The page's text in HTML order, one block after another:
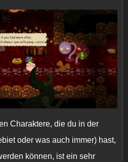
Charaktere, die du in der
oder was auch immer) hast,
können, ist ein sehr